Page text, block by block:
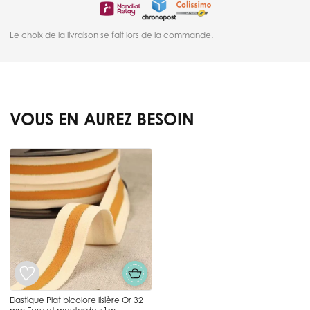
Le choix de la livraison se fait lors de la commande.
VOUS EN AUREZ BESOIN
Press to skip carousel
Elastique Plat bicolore lisière Or 32